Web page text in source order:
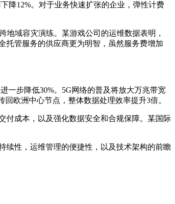
降12%。对于业务快速扩张的企业，弹性计费
域容灾演练。某游戏公司的运维数据表明，
托管服务的供应商更为明智，虽然服务费增加
一步降低30%。 5G网络的普及将放大万兆带宽
回欧洲中心节点，整体数据处理效率提升3倍。
付成本，以及强化数据安全和合规保障。某国际
续性，运维管理的便捷性，以及技术架构的前瞻